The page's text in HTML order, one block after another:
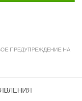
ПРЕДУПРЕЖДЕНИЕ НА